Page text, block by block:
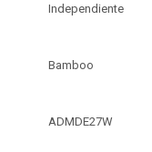
Independiente
Bamboo
ADMDE27W